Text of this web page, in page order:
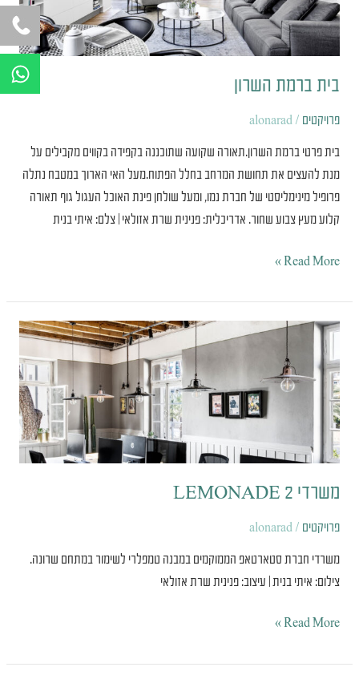
בית ברמת השרון
פרויקטים /
alonarad
בית פרטי ברמת השרון.תאורה שקועה שתוכננה בקפידה בקווים מקבילים על
מנת להעצים את תחושת המרחב בחלל הפתוח.מעל האי הארוך במטבח נתלה
פרופיל מינימליסטי של חברת נמו, ומעל שולחן פינת האוכל העגול גוף תאורה
קלוע מעץ צבוע שחור. אדריכלית: פנינית שרת אזולאי | צלם: איתי בנית
Read More »
משרדי LEMONADE 2
פרויקטים /
alonarad
משרדי חברת סטארטאפ הממוקמים במבנה טמפלרי לשימור במתחם שרונה.
צילום: איתי בנית | עיצוב: פנינית שרת אזולאי
משרדי
LEMONADE
Read More »
W
h